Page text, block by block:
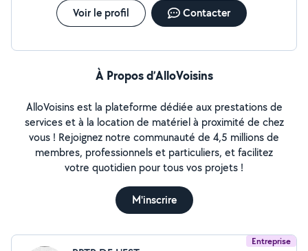
Voir le profil Contacter
À Propos d’AlloVoisins
AlloVoisins est la plateforme dédiée aux prestations de
services et à la location de matériel à proximité de chez
vous ! Rejoignez notre communauté de 4,5 millions de
membres, professionnels et particuliers, et facilitez
votre quotidien pour tous vos projets !
M'inscrire
Entreprise